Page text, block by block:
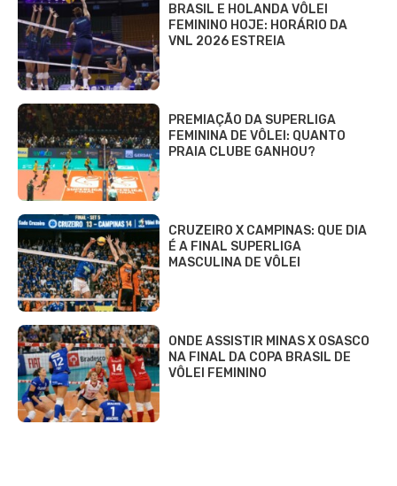
BRASIL E HOLANDA VÔLEI
FEMININO HOJE: HORÁRIO DA
VNL 2026 ESTREIA
PREMIAÇÃO DA SUPERLIGA
FEMININA DE VÔLEI: QUANTO
PRAIA CLUBE GANHOU?
CRUZEIRO X CAMPINAS: QUE DIA
É A FINAL SUPERLIGA
MASCULINA DE VÔLEI
ONDE ASSISTIR MINAS X OSASCO
NA FINAL DA COPA BRASIL DE
VÔLEI FEMININO